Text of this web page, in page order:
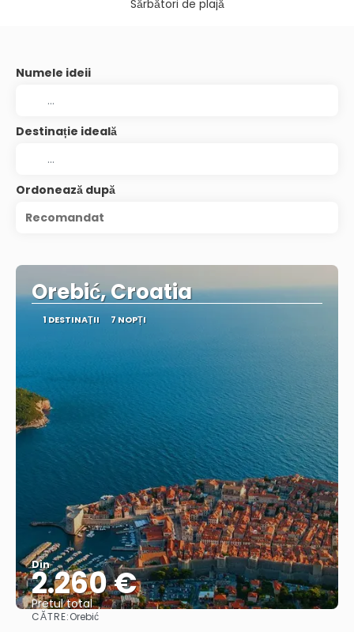
Sărbători de plajă
Numele ideii
Destinație ideală
Ordonează după
Recomandat
Orebić, Croatia
1 DESTINAŢII 7 NOPȚI
Din
2.260 €
Pretul total
CĂTRE:Orebić